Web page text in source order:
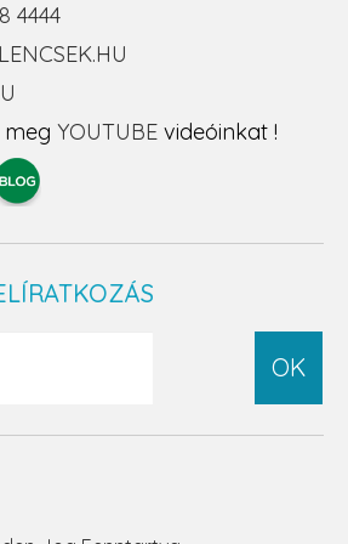
4444
meg YOUTUBE videóinkat !
OK